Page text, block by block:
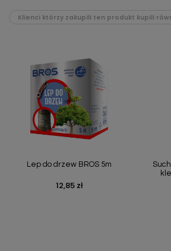
Klienci którzy zakupili ten produkt kupili
Lep do drzew BROS 5m
Cena
12,85 zł